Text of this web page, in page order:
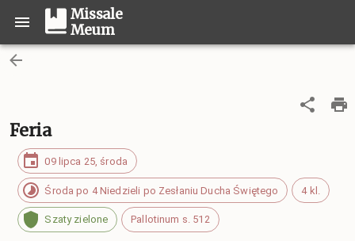
Missale
Meum
Feria
09 lipca 25, środa
Środa po 4 Niedzieli po Zesłaniu Ducha Świętego 4 kl.
Szaty zielone Pallotinum s. 512